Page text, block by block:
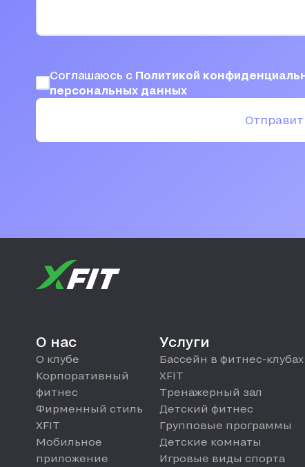
Соглашаюсь с Политикой
персональных данных
О нас
О клубе
Корпоративный
фитнес
Фирменный стиль
XFIT
Мобильное
приложение
Услуги
Бассейн в фитнес-клубах
XFIT
Тренажерный зал
Детский фитнес
Групповые программы
Детские комнаты
Игровые виды спорта